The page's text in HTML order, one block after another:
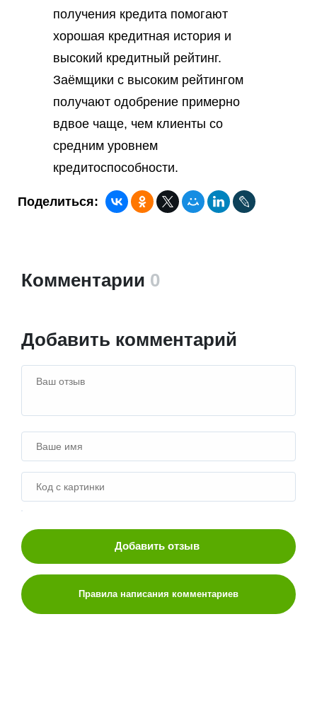
получения кредита помогают
хорошая кредитная история и
высокий кредитный рейтинг.
Заёмщики с высоким рейтингом
получают одобрение примерно
вдвое чаще, чем клиенты со
средним уровнем
кредитоспособности.
Поделиться:
Комментарии 0
Добавить комментарий
Добавить отзыв
Правила написания комментариев